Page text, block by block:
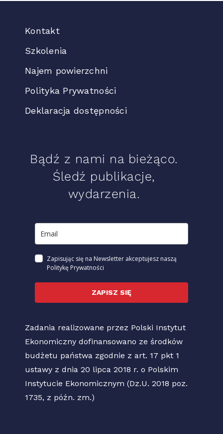
Kontakt
Szkolenia
Najem powierzchni
Polityka Prywatności
Deklaracja dostępności
Bądź z nami na bieżąco.
Śledź publikacje,
wydarzenia.
Zapisując się na Newsletter akceptujesz naszą
Politykę Prywatności
ZAPISZ SIĘ
Zadania realizowane przez Polski Instytut
Ekonomiczny dofinansowano ze środków
budżetu państwa zgodnie z art. 17 pkt 1
ustawy z dnia 20 lipca 2018 r. o Polskim
Instytucie Ekonomicznym (Dz.U. 2018 poz.
1735, z późn. zm.)